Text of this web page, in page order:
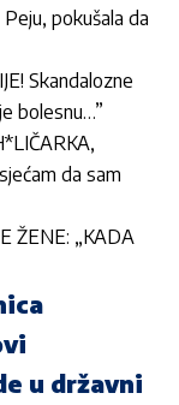
pokušala da
Skandalozne
bolesnu…”
da sam
ŽENE: „KADA
u državni